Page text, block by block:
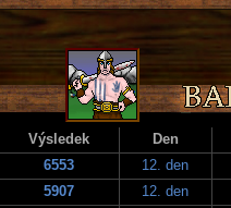
Výsledek
Den
6553
12. den
5907
12. den